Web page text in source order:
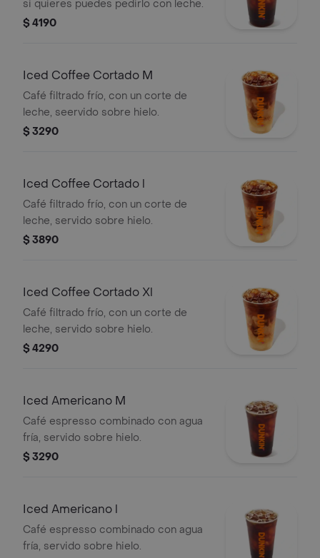
si quieres puedes pedirlo con leche.
$ 4190
Iced Coffee Cortado M
Café filtrado frío, con un corte de
leche, seervido sobre hielo.
$ 3290
Iced Coffee Cortado l
Café filtrado frío, con un corte de
leche, servido sobre hielo.
$ 3890
Iced Coffee Cortado Xl
Café filtrado frío, con un corte de
leche, servido sobre hielo.
$ 4290
Iced Americano M
Café espresso combinado con agua
fría, servido sobre hielo.
$ 3290
Iced Americano l
Café espresso combinado con agua
fría, servido sobre hielo.